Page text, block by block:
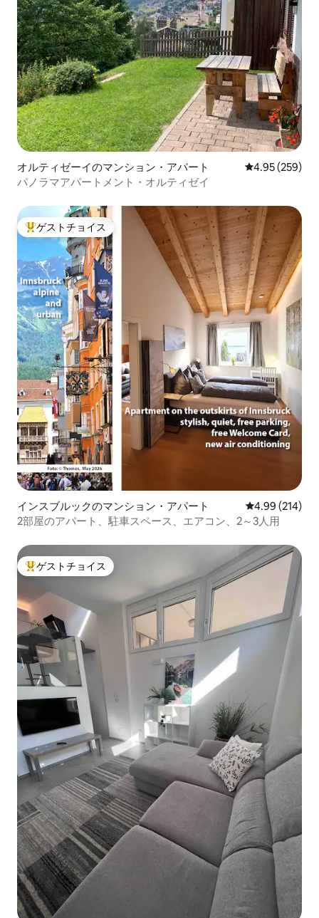
オルティゼーイのマンション・アパート レビュー259
4.95 (259)
パノラマアパートメント・オルティゼイ
大好評のゲストチョイスです。
ゲストチョイス
インスブルックのマンション・アパート レビュー214
4.99 (214)
2部屋のアパート、駐車スペース、エアコン、2～3人用
大好評のゲストチョイスです。
ゲストチョイス